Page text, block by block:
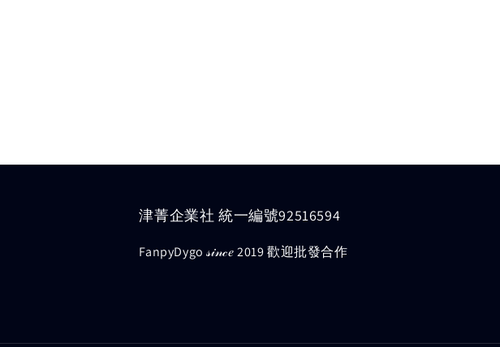
津菁企業社 統一編號92516594
FanpyDygo 𝓈𝒾𝓃𝒸𝑒 2019 歡迎批發合作